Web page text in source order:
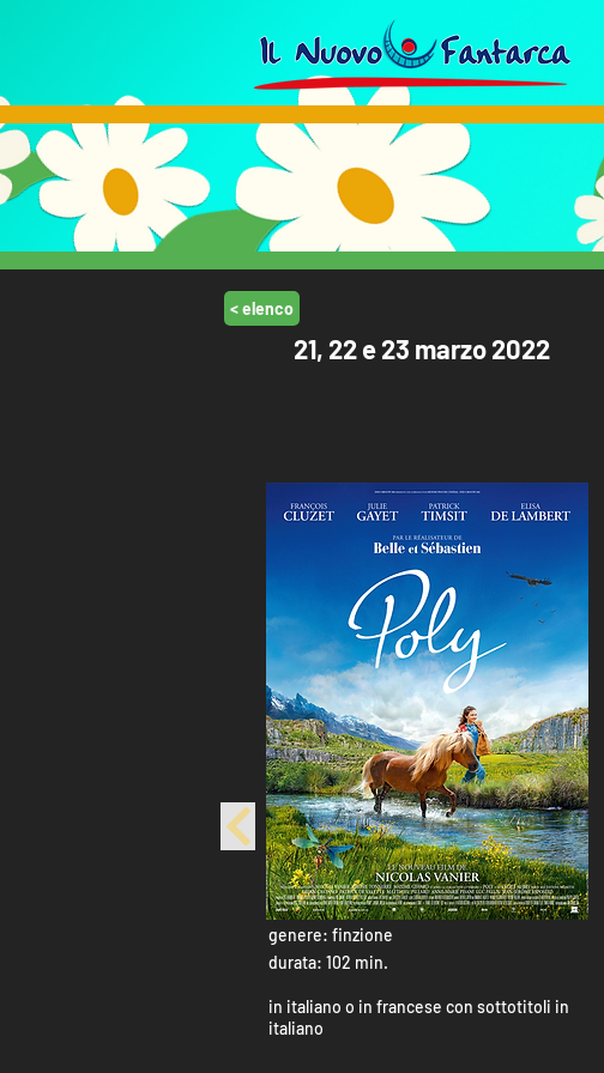
< elenco
21, 22 e 23 marzo 2022
genere: finzione
durata: 102 min.
in italiano o in francese con sottotitoli in
italiano